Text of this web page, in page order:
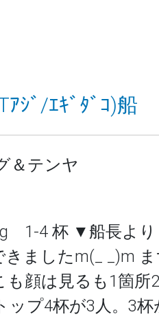
ﾞ/ｴｷﾞﾀﾞｺ)船
＆テンヤ
1-4 杯 ▼船長より
ましたm(_ _)m
顔は見るも1箇所
プ4杯が3人。3